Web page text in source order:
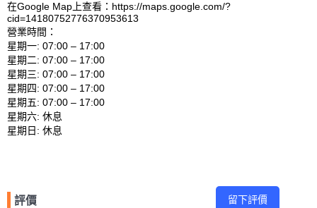
在Google Map上查看：https://maps.google.com/?
cid=14180752776370953613
營業時間：
星期一: 07:00 – 17:00
星期二: 07:00 – 17:00
星期三: 07:00 – 17:00
星期四: 07:00 – 17:00
星期五: 07:00 – 17:00
星期六: 休息
評價 留下評價